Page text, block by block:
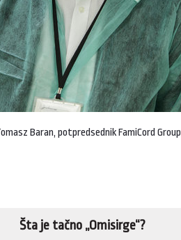
Baran, potpredsednik FamiCord Group
Šta je tačno „Omisirge“?